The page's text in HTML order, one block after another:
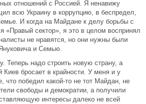
отношений с Россией. Я ненавижу
всю Украину в коррупцию, в беспредел,
И когда на Майдане к делу борьбы с
«Правый сектор», я это в целом воспринял
не нравятся, но они нужны были
и Семью.
Теперь надо строить новую страну, а
Киев бросает в крайности. У меня и у
что победил какой-то не тот Майдан, не
свободы и демократии, а получили
интересы далеко не всей